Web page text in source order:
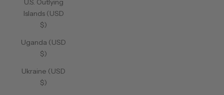
U.S. Outlying
Islands (USD
$)
Uganda (USD
$)
Ukraine (USD
$)